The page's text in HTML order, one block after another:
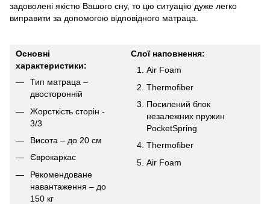
задоволені якістю Вашого сну, то цю ситуацію дуже легко
виправити за допомогою відповідного матраца.
Основні
характеристики:
Тип матраца –
двосторонній
Жорсткість сторін -
3/3
Висота – до 20 см
Єврокаркас
Рекомендоване
навантаження – до
150 кг
Слої наповнення:
Air Foam
Thermofiber
Посилений блок
незалежних пружин
PocketSpring
Thermofiber
Air Foam